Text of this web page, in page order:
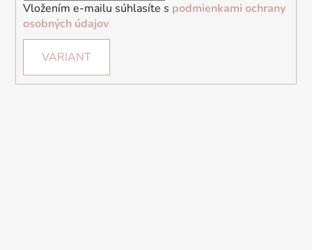
Vložením e-mailu súhlasíte s podmienkami ochrany
osobných údajov
VARIANT